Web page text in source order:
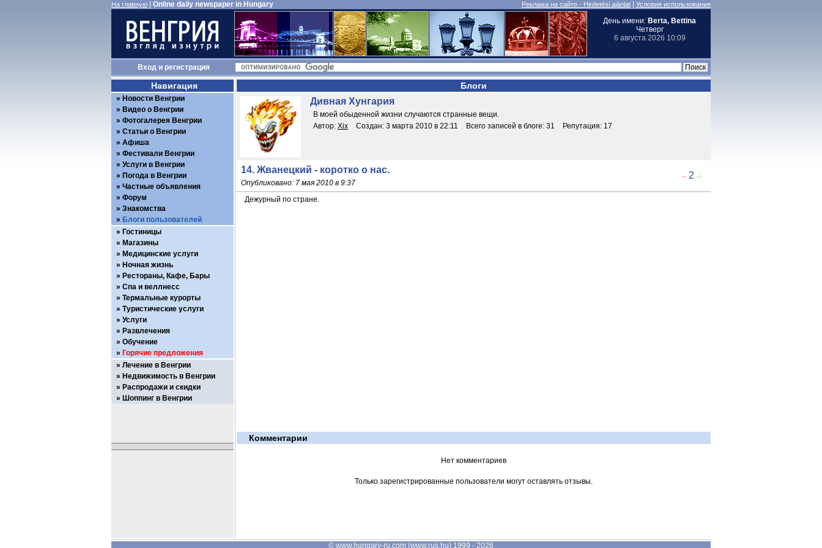
На главную Online daily newspaper in Hungary Реклама на сайте - Hirdetési ajánlat Условия использования
День имени: Berta, Bettina
Четверг
6 августа 2026 10:09
Входи регистрация
Блоги
Дивная Хунгария
В моей обыденной жизни случаются странные вещи.
Автор: Xix Создан: 3 марта 2010 в 22:11 Всего записей в блоге: 31 Репутация: 17
14. Жванецкий - коротко о нас.
Опубликовано: 7 мая 2010 в 9:37
2
Дежурный по стране.
Комментарии
Нет комментариев
Только зарегистрированные пользователи могут оставлять отзывы.
Навигация
Новости Венгрии
Видео о Венгрии
Фотогалерея Венгрии
Статьи о Венгрии
Афиша
Фестивали Венгрии
Услуги в Венгрии
Погода в Венгрии
Частные объявления
Форум
Знакомства
Блоги пользователей
Гостиницы
Магазины
Медицинские услуги
Ночная жизнь
Рестораны, Кафе, Бары
Спа и веллнесс
Термальные курорты
Туристические услуги
Услуги
Развлечения
Обучение
Горячие предложения
Лечение в Венгрии
Недвижимость в Венгрии
Распродажи и скидки
Шоппинг в Венгрии
© www.hungary-ru.com (www.rus.hu) 1999 - 2026